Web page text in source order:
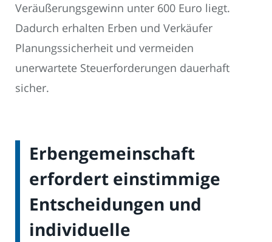
Veräußerungsgewinn unter 600 Euro liegt.
Dadurch erhalten Erben und Verkäufer
Planungssicherheit und vermeiden
unerwartete Steuerforderungen dauerhaft
sicher.
Erbengemeinschaft
erfordert einstimmige
Entscheidungen und
individuelle